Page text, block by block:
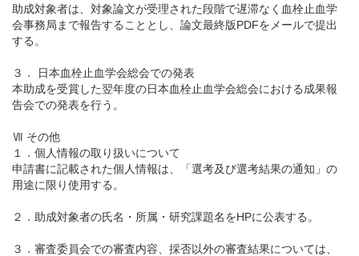
助成対象者は、対象論文が受理された段階で遅滞なく血栓止血学
会事務局まで報告することとし、論文最終版PDFをメールで提出
する。
３． 日本血栓止血学会総会での発表
本助成を受賞した翌年度の日本血栓止血学会総会における成果報
告会での発表を行う。
Ⅶ その他
１．個人情報の取り扱いについて
申請書に記載された個人情報は、「選考及び選考結果の通知」の
用途に限り使用する。
２．助成対象者の氏名・所属・研究課題名をHPに公表する。
３．審査委員会での審査内容、採否以外の審査結果については、